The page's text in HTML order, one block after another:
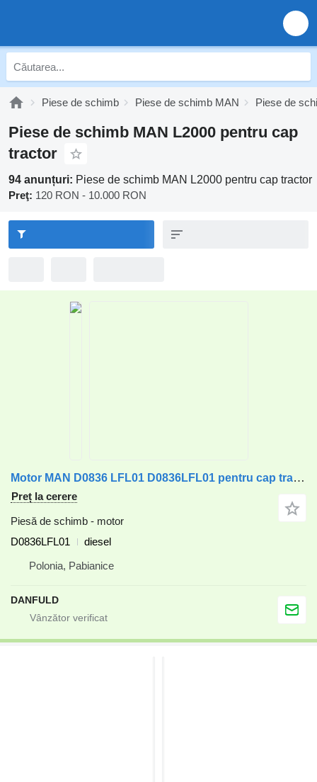
Piese de schimb Piese de schimb MAN Piese de
Piese de schimb MAN L2000 pentru cap
tractor
94 anunțuri: Piese de schimb MAN L2000 pentru cap tractor
Preţ: 120 RON - 10.000 RON
Motor MAN D0836 LFL01 D0836LFL01 pentru cap tractor MAN TGL, TGM, M2000, L2000
Preț la cerere
Piesă de schimb - motor
D0836LFL01
diesel
Polonia, Pabianice
DANFULD